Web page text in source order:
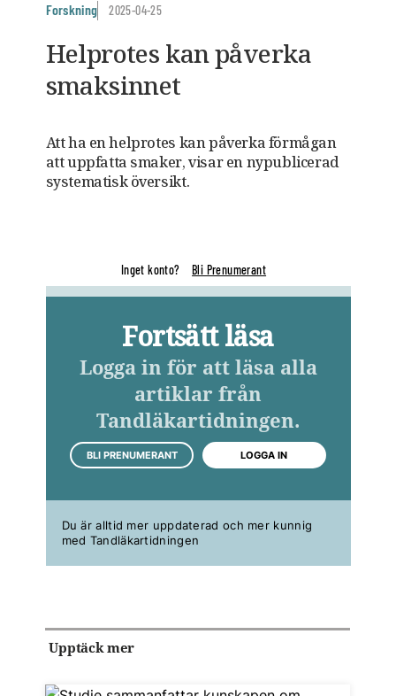
Forskning 2025-04-25
Helprotes kan påverka
smaksinnet
Att ha en helprotes kan påverka förmågan
att uppfatta smaker, visar en nypublicerad
systematisk översikt.
Inget konto? Bli Prenumerant
Fortsätt läsa
Logga in för att läsa alla
artiklar från
Tandläkartidningen.
BLI PRENUMERANT LOGGA IN
Du är alltid mer uppdaterad och mer kunnig
med Tandläkartidningen
Upptäck mer